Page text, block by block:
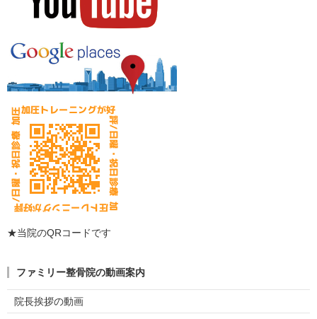
★当院のQRコードです
ファミリー整骨院の動画案内
院長挨拶の動画